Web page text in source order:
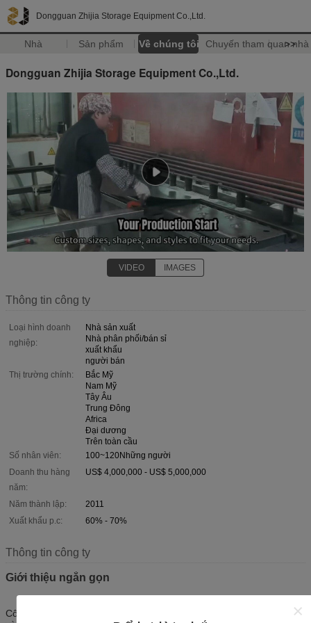
Dongguan Zhijia Storage Equipment Co.,Ltd.
Nhà Sản phẩm Về chúng tôi Chuyến tham quan nhà
>>
Dongguan Zhijia Storage Equipment Co.,Ltd.
VIDEO IMAGES
Thông tin công ty
Loại hình doanh
nghiệp:
Nhà sản xuất
Nhà phân phối/bán sỉ
xuất khẩu
người bán
Thị trường chính:
Bắc Mỹ
Nam Mỹ
Tây Âu
Trung Đông
Africa
Đại dương
Trên toàn cầu
Số nhân viên:
100~120Những người
Doanh thu hàng
năm:
US$ 4,000,000 - US$ 5,000,000
Năm thành lập:
2011
Xuất khẩu p.c:
60% - 70%
Thông tin công ty
Giới thiệu ngắn gọn
Công ty TNHH Thiết bị Lưu trữ Zhijia Đông Quan